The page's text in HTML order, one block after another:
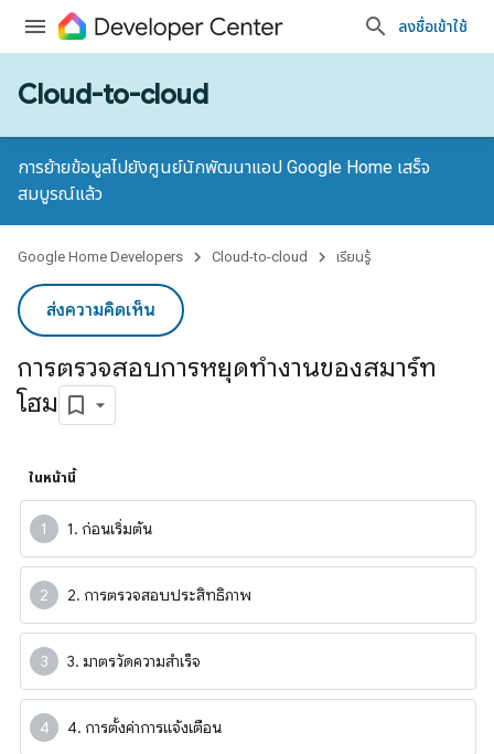
ลงชื่อเข้าใช้
Cloud-to-cloud
การย้ายข้อมูลไปยังศูนย์นักพัฒนาแอป Google Home เสร็จ
สมบูรณ์แล้ว
Google Home Developers Cloud-to-cloud เรียนรู้
ส่งความคิดเห็น
การตรวจสอบการหยุดทำงานของสมาร์ท
โฮม
ในหน้านี้
1. ก่อนเริ่มต้น
2. การตรวจสอบประสิทธิภาพ
3. มาตรวัดความสำเร็จ
4. การตั้งค่าการแจ้งเตือน